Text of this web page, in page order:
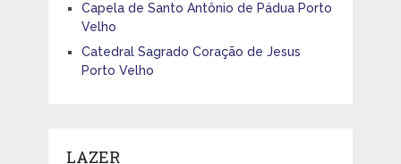
Capela de Santo Antônio de Pádua Porto
Velho
Catedral Sagrado Coração de Jesus
Porto Velho
LAZER